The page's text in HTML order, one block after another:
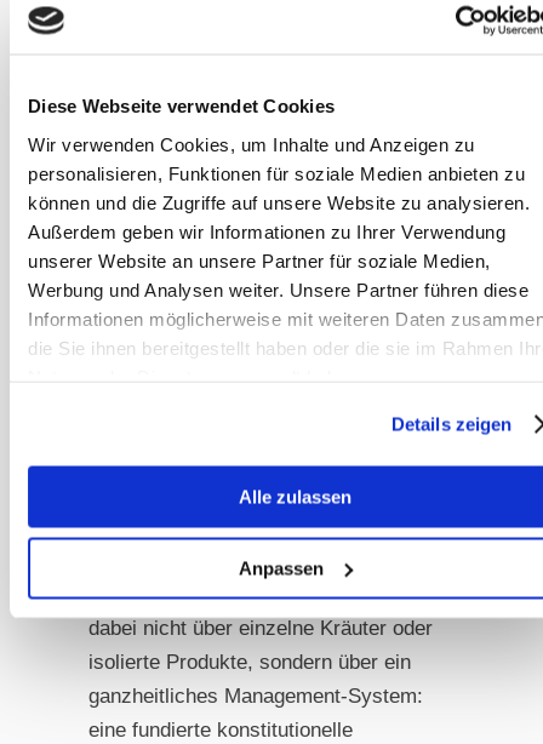
Diese Webseite verwendet Cookies
Wir verwenden Cookies, um Inhalte und Anzeigen zu
personalisieren, Funktionen für soziale Medien anbieten zu
können und die Zugriffe auf unsere Website zu analysieren.
Außerdem geben wir Informationen zu Ihrer Verwendung
unserer Website an unsere Partner für soziale Medien,
Werbung und Analysen weiter. Unsere Partner führen diese
Informationen möglicherweise mit weiteren Daten
die Sie ihnen bereitgestellt haben oder die sie im Rahmen
Details zeigen
Alle zulassen
Anpassen
KPU, Cushing oder Übergewicht
Verdauungsstörungen wie
chronisches Kotwasser oder
Darmdysbalancen
Hautprobleme wie Sommerekzem
oder Mauke
Hufprobleme wie Hufrehe oder
chronischen Stress oder die
Rekonvaleszenz nach schweren
Krankheiten.
Der ayurvedische Ansatz funktioniert
dabei nicht über einzelne Kräuter oder
isolierte Produkte, sondern über ein
ganzheitliches Management-System:
eine fundierte konstitutionelle